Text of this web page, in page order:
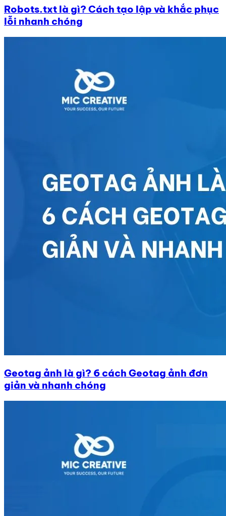
Robots.txt là gì? Cách tạo lập và khắc phục
lỗi nhanh chóng
Geotag ảnh là gì? 6 cách Geotag ảnh đơn
giản và nhanh chóng